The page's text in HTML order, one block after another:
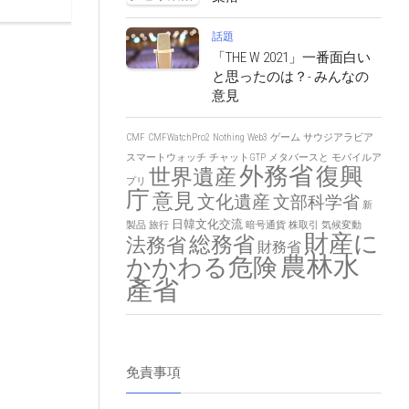
話題
「THE W 2021」一番面白い
と思ったのは？- みんなの
意見
CMF CMFWatchPro2 Nothing Web3 ゲーム サウジアラビア
スマートウォッチ チャットGTP メタバースと モバイルア
プリ 世界遺産外務省復興
庁意見文化遺産文部科学省 新
製品 旅行 日韓文化交流 暗号通貨 株取引 気候変動
法務省総務省 財務省 財産に
かかわる危険農林水
產省
免責事項